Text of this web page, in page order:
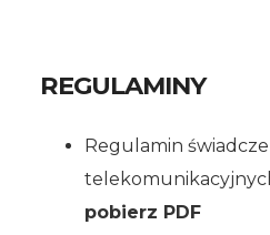
REGULAMINY
Regulamin
pobierz PDF